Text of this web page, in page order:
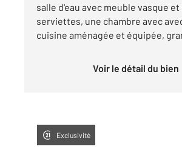
salle d'eau avec meuble vasque
serviettes, une chambre avec
cuisine aménagée et équipée,
Voir le détail du bien
Exclusivité